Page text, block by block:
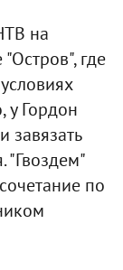
на
где
у Гордон
завязать
"Гвоздем"
по